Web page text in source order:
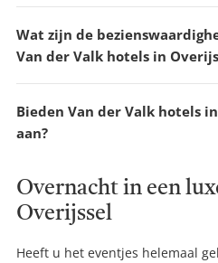
Wat zijn de
Van der Valk hotels in
Bieden Van der Valk hotels
aan?
Overnacht in een
Overijssel
Heeft u het eventjes helemaal